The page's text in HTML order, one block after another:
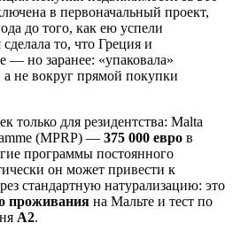
в первоначальный проект,
до того, как ею успели
то, что Греция и
— но заранее: «упаковала»
а не вокруг прямой покупки
только для резидентства: Malta
(MPRP) — 375 000 евро в
программы постоянного
он может привести к
стандартную натурализацию: это
проживания на Мальте и тест по
A2.